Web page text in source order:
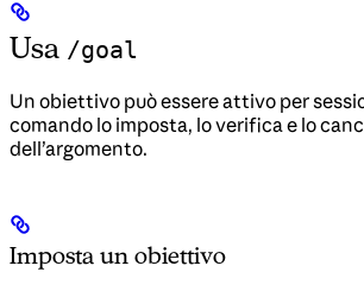
Usa /goal
Un obiettivo può essere attivo per
comando lo imposta, lo verifica e lo
dell’argomento.
Imposta un obiettivo